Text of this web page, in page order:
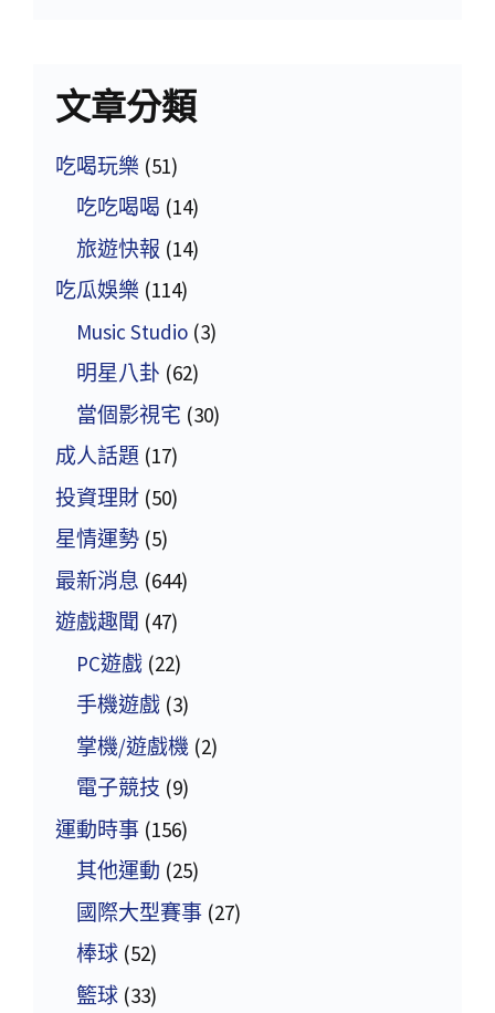
文章分類
吃喝玩樂 (51)
吃吃喝喝 (14)
旅遊快報 (14)
吃瓜娛樂 (114)
Music Studio (3)
明星八卦 (62)
當個影視宅 (30)
成人話題 (17)
投資理財 (50)
星情運勢 (5)
最新消息 (644)
遊戲趣聞 (47)
PC遊戲 (22)
手機遊戲 (3)
掌機/遊戲機 (2)
電子競技 (9)
運動時事 (156)
其他運動 (25)
國際大型賽事 (27)
棒球 (52)
籃球 (33)